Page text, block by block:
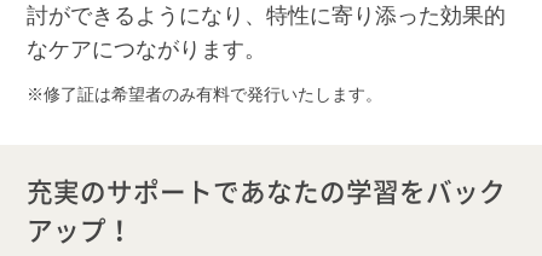
討ができるようになり、特性に寄り添った効果的
なケアにつながります。
修了証は希望者のみ有料で発行いたします。
充実のサポートであなたの学習をバック
アップ！